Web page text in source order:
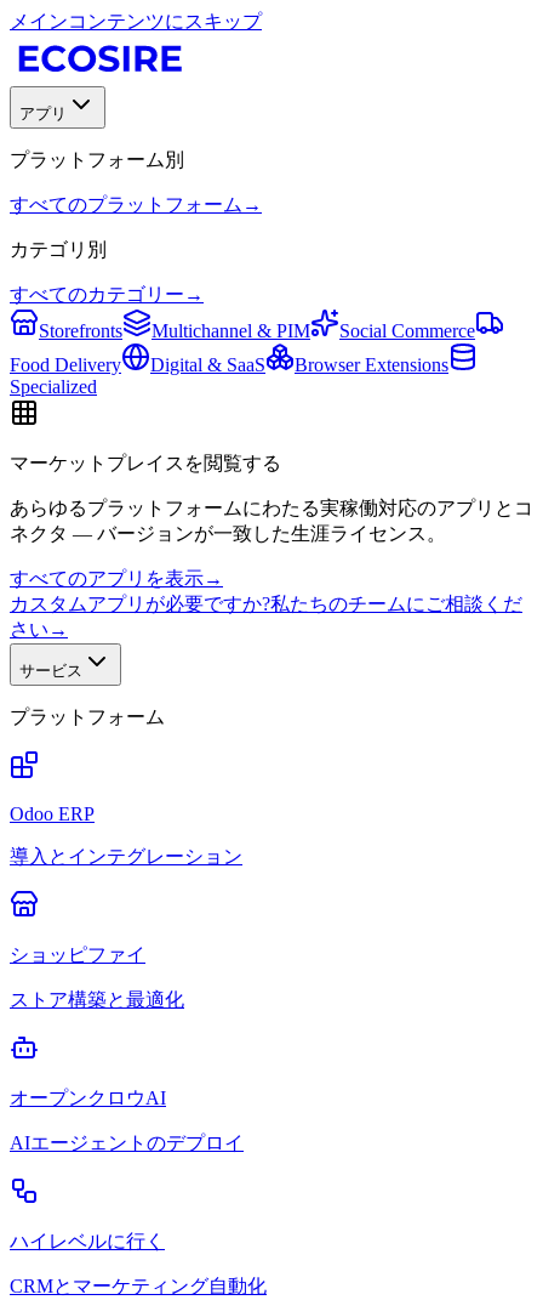
メインコンテンツにスキップ
アプリ
プラットフォーム別
すべてのプラットフォーム →
カテゴリ別
すべてのカテゴリー →
Storefronts
Multichannel & PIM
Social Commerce
Food Delivery
Digital & SaaS
Browser Extensions
Specialized
マーケットプレイスを閲覧する
あらゆるプラットフォームにわたる実稼働対応のアプリとコ
ネクタ — バージョンが一致した生涯ライセンス。
すべてのアプリを表示→
カスタムアプリが必要ですか?私たちのチームにご相談くだ
さい →
サービス
プラットフォーム
Odoo ERP
導入とインテグレーション
ショッピファイ
ストア構築と最適化
オープンクロウAI
AIエージェントのデプロイ
ハイレベルに行く
CRMとマーケティング自動化